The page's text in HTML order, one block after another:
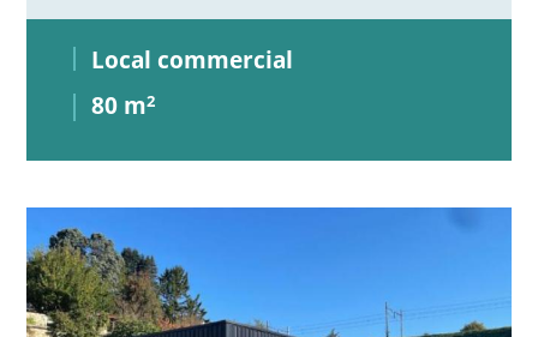
Local commercial
80 m2